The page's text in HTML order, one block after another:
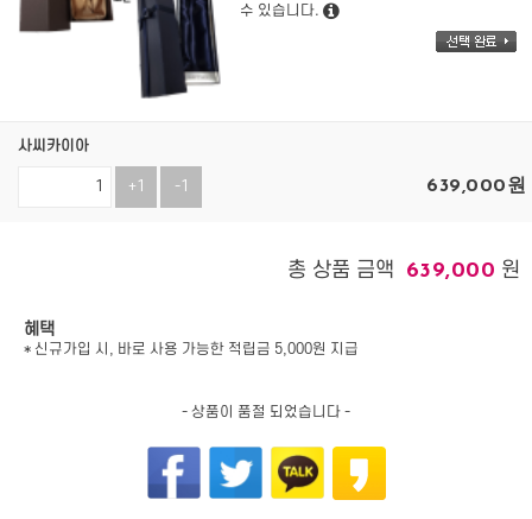
수 있습니다.
사씨카이아
+1 -1 639,000원
총 상품 금액 639,000 원
혜택
* 신규가입 시, 바로 사용 가능한 적립금 5,000원 지급
- 상품이 품절 되었습니다 -